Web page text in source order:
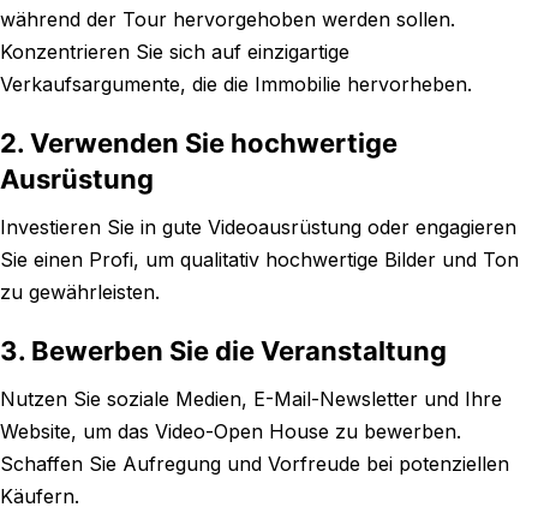
während der Tour hervorgehoben werden sollen.
Konzentrieren Sie sich auf einzigartige
Verkaufsargumente, die die Immobilie hervorheben.
2. Verwenden Sie hochwertige
Ausrüstung
Investieren Sie in gute Videoausrüstung oder engagieren
Sie einen Profi, um qualitativ hochwertige Bilder und Ton
zu gewährleisten.
3. Bewerben Sie die Veranstaltung
Nutzen Sie soziale Medien, E-Mail-Newsletter und Ihre
Website, um das Video-Open House zu bewerben.
Schaffen Sie Aufregung und Vorfreude bei potenziellen
Käufern.